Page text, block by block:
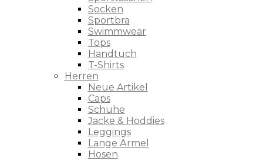
Socken
Sportbra
Swimmwear
Tops
Handtuch
T-Shirts
Herren
Neue Artikel
Caps
Schuhe
Jacke & Hoddies
Leggings
Lange Ärmel
Hosen